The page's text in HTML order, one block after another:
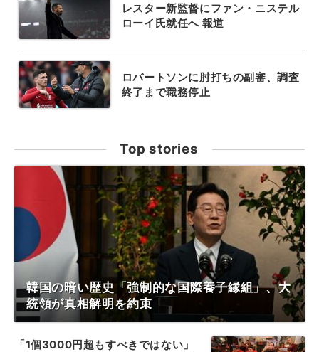
レスター新監督にファン・ニステル
ローイ氏就任へ 報道
ロバートソンに肘打ちの副審、調査
終了まで職務停止
Top stories
韓国の暗い歴史「強制的な国際養子縁組」、大
統領が真相解明を約束
「1個3000円超もすべきではない」